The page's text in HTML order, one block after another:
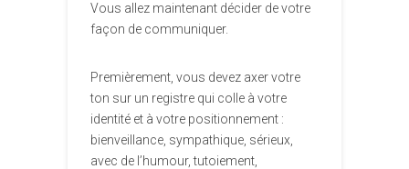
Vous allez maintenant décider de votre
façon de communiquer.
Premièrement, vous devez axer votre
ton sur un registre qui colle à votre
identité et à votre positionnement :
bienveillance, sympathique, sérieux,
avec de l’humour, tutoiement,